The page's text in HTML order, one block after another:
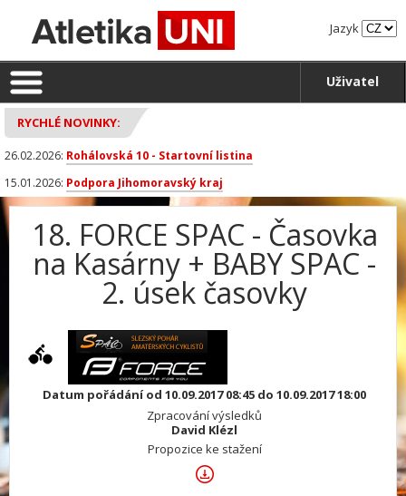
Jazyk
Uživatel
RYCHLÉ NOVINKY:
26.02.2026: Rohálovská 10 - Startovní listina
15.01.2026: Podpora Jihomoravský kraj
18. FORCE SPAC - Časovka
na Kasárny + BABY SPAC -
2. úsek časovky
Datum pořádání od 10.09.2017 08:45 do 10.09.2017 18:00
Zpracování výsledků
David Klézl
Propozice ke stažení